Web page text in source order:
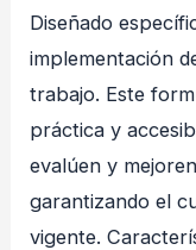
Diseñado
implementación
trabajo. Este
práctica y
evalúen y
garantizando el
vigente.